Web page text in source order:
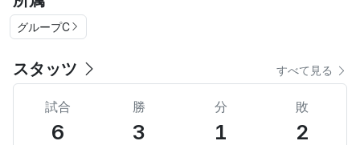
グループC
スタッツ すべて見る
試合
6
勝
3
分
1
敗
2